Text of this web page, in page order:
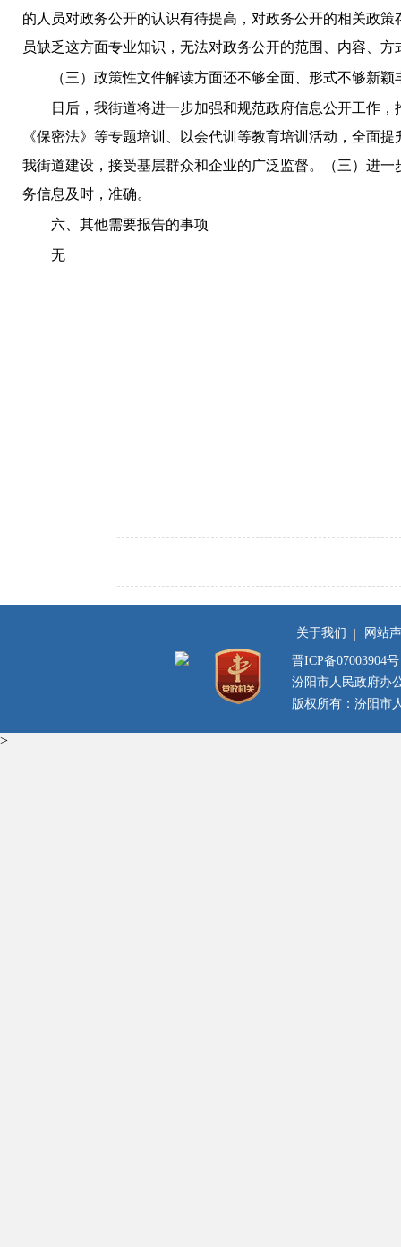
的人员对政务公开的认识有待提高，对政务公开的相关政
员缺乏这方面专业知识，无法对政务公开的范围、内容、
（三）政策性文件解读方面还不够全面、形式不够新颖
日后，我街道将进一步加强和规范政府信息公开工作
《保密法》 等专题培训、以会代训等教育培训活动，全面
我街道建设，接受基层群众和企业的广泛监督。（三）进
务信息及时，准确。
六、其他需要报告的事项
无
关于我们 网站
晋ICP备07003904号
汾阳市人民政府办
版权所有：汾阳市
>